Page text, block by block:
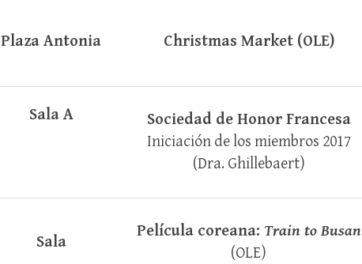
Plaza Antonia Christmas Market (OLE)
Sala A
Sociedad de Honor Francesa
Iniciación de los miembros 2017
(Dra. Ghillebaert)
Sala
Película coreana: Train to Busan
(OLE)